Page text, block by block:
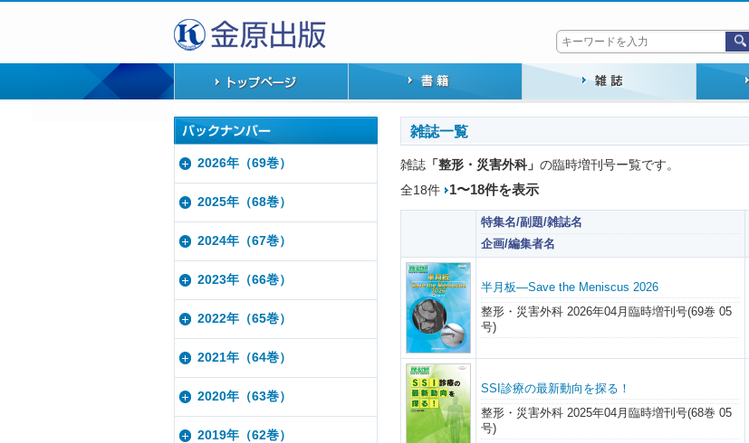
雑誌一覧
雑誌 「整形・災害外科」 の臨時増刊号ー覧です。
全18件
1〜18件を表示
特集名/副題/雑誌名
企画/編集者名
半月板―Save the Meniscus 2026
整形・災害外科 2026年04月臨時増刊号(69巻 05
号)
SSI診療の最新動向を探る！
整形・災害外科 2025年04月臨時増刊号(68巻 05
号)
2026年（69巻）
2025年（68巻）
2024年（67巻）
2023年（66巻）
2022年（65巻）
2021年（64巻）
2020年（63巻）
2019年（62巻）